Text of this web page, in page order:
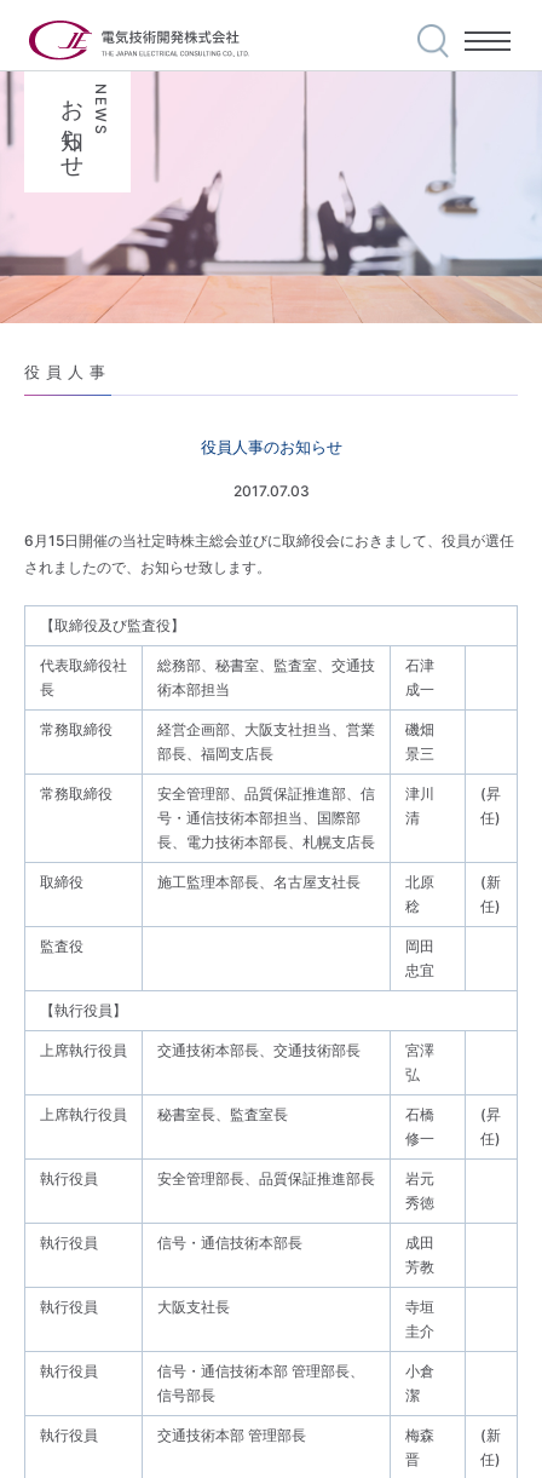
私たちの使命
安全・品質への
取り組み
事業案内
実績紹介
会社案内
沿革
受賞歴・論文
お知らせ
お知らせ
ENGLISH
NEWS
お知らせ
役員人事
役員人事のお知らせ
2017.07.03
6月15日開催の当社定時株主総会並びに取締役会におきまして、役員が選任
されましたので、お知らせ致します。
【取締役及び監査役】
代表取締役社
長
総務部、秘書室、監査室、交通技
術本部担当
石津
成一
常務取締役
経営企画部、大阪支社担当、営業
部長、福岡支店長
磯畑
景三
常務取締役
安全管理部、品質保証推進部、信
号・通信技術本部担当、国際部
長、電力技術本部長、札幌支店長
津川
清
(昇
任)
取締役 施工監理本部長、名古屋支社長
北原
稔
(新
任)
監査役
岡田
忠宜
【執行役員】
上席執行役員 交通技術本部長、交通技術部長
宮澤
弘
上席執行役員 秘書室長、監査室長
石橋
修一
(昇
任)
執行役員 安全管理部長、品質保証推進部長
岩元
秀徳
執行役員 信号・通信技術本部長
成田
芳教
執行役員 大阪支社長
寺垣
圭介
執行役員
信号・通信技術本部 管理部長、
信号部長
小倉
潔
執行役員 交通技術本部 管理部長
梅森
晋
(新
任)